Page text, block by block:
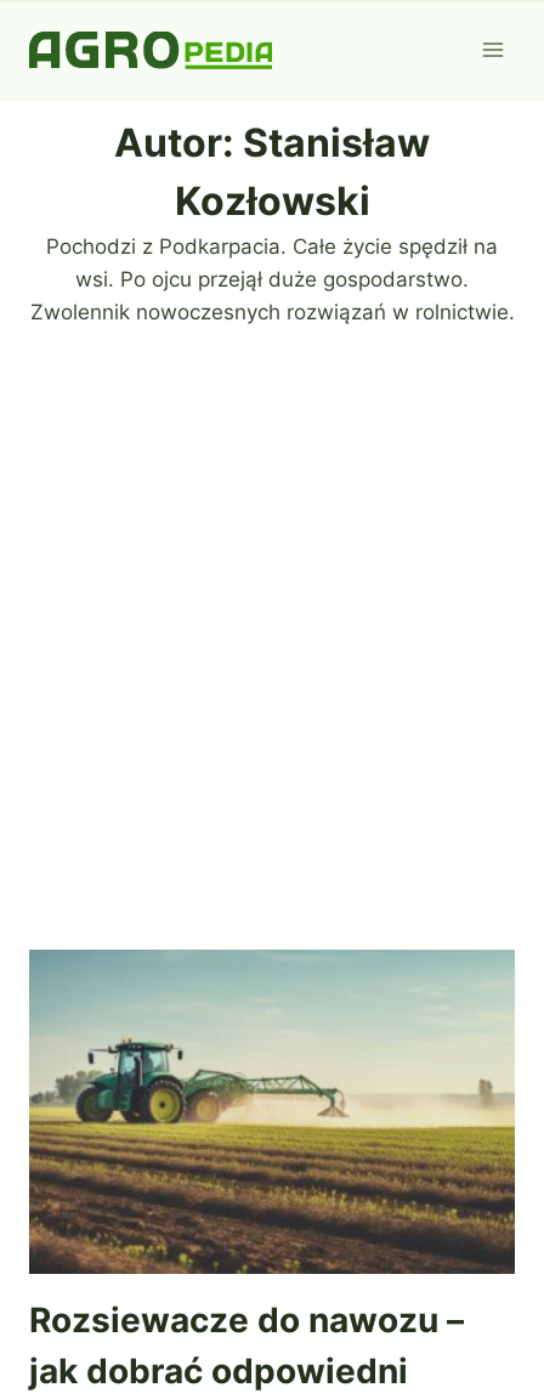
Autor: Stanisław
Kozłowski
Pochodzi z Podkarpacia. Całe życie spędził na
wsi. Po ojcu przejął duże gospodarstwo.
Zwolennik nowoczesnych rozwiązań w rolnictwie.
Rozsiewacze do nawozu –
jak dobrać odpowiedni